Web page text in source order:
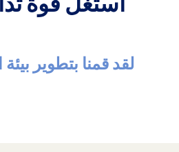
لقد قمنا بتطوير